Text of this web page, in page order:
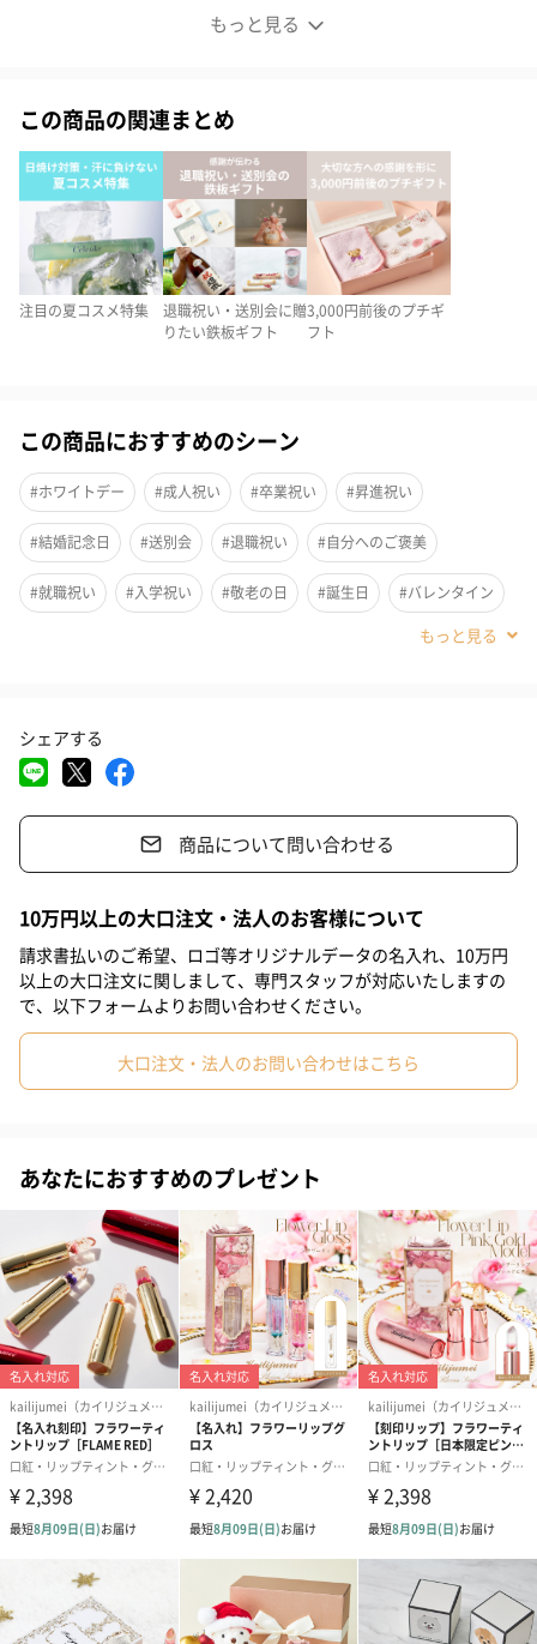
もっと見る
〜 世界にひとつ、あなただけのKailijumei 〜
氷の中で儚げに咲く一輪の花にインスパイアされた、「カイリジ
ュメイ フラワーリップ」。唇の水分・体温・pHに反応して、あな
ただけの色に染まるマジックカラーティントです。
本物の小さな花を手作業で閉じ込めたリップは、世界に同じもの
が一つとしてない、唯一無二の個性を秘めています。
リップの中に入っているお花の種類は全4色。
日本限定ゴールドケースモデル
刻印対応の商品です。大切な人のお名前や、メッセージを刻印で
きます。
・煌めくゴールドのリップケース
・リップスティックの透明度がUP
・国産メーカーの成分を多く使用
・天然保湿成分をそのまま配合
名前やメッセージを刻印できます。
刻印対応の商品です。大切な人のお名前や、メッセージを刻印で
〜 花と蝶が舞う小箱に、大切な思いを込めて 〜
Kailijumei（カイリジュメイ）を代表する「フラワーリップ 日本
限定ゴールドケースモデル」の外箱パッケージが、贈り手の気持
ちを後押しするような、ぬくもり溢れるデザインに生まれ変わり
ました。
手にした瞬間の感動をいつまでも思い返せるよう、長く愛してい
ただきたいという願いを込めて…。
大切な人への贈り物にはもちろん、ご自身へのプレゼントにもお
すすめです。
・しっとりとやわらかく手になじむ質感
・贅沢に散りばめられた金の箔押し&目を引くボリュームのあるフ
この商品の関連まとめ
注目の夏コスメ特集
退職祝い・送別会に贈
りたい鉄板ギフト
3,000円前後のプチギ
フト
この商品におすすめのシーン
#ホワイトデー #成人祝い #卒業祝い #昇進祝い
#結婚記念日 #送別会 #退職祝い #自分へのご褒美
#就職祝い #入学祝い #敬老の日 #誕生日 #バレンタイン
#お礼
#女子中学生
#女の子 #親戚女性
#妹 #女子大学生 #同僚女性
#20代前半 #20代後半 #30代 #40代 #50代 #60代
#70代 #80代 #90代
シェアする
商品について問い合わせる
10万円以上の大口注文・法人のお客様について
請求書払いのご希望、ロゴ等オリジナルデータの名入れ、10万円
以上の大口注文に関しまして、専門スタッフが対応いたしますの
で、以下フォームよりお問い合わせください。
大口注文・法人のお問い合わせはこちら
あなたにおすすめのプレゼント